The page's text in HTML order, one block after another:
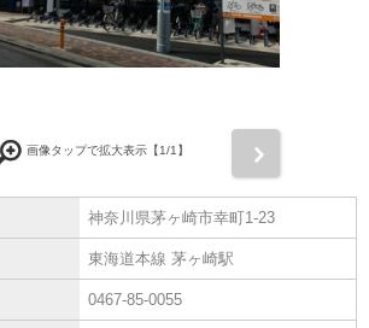
画像タップで拡大表示【1/1】
神奈川県茅ヶ崎市幸町1-23
東海道本線 茅ヶ崎駅
0467-85-0055